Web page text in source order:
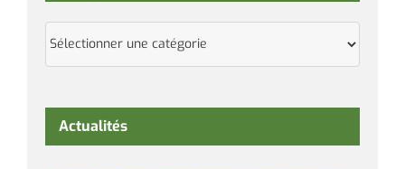
Catégories
Actualités